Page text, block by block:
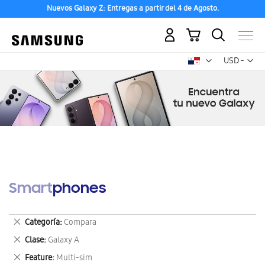
Nuevos Galaxy Z: Entregas a partir del 4 de Agosto.
USD -
dólar
Mi carrito
Smartphones
Categoría Compara
Eliminar
este
artículo
Clase Galaxy A
Eliminar
este
Feature Multi-sim
Eliminar